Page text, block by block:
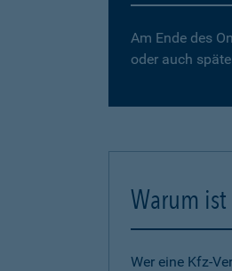
Am Ende des
oder auch
Warum ist
Wer eine Kfz-